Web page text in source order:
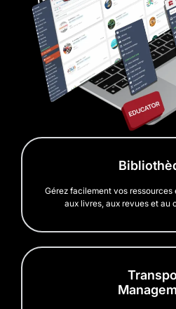
Gérez facilement vos
aux livres, aux revues et au